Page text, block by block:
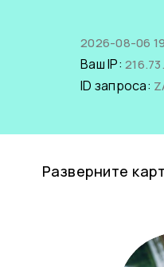
2026-08-06
Ваш IP:
ID запроса:
Разверните